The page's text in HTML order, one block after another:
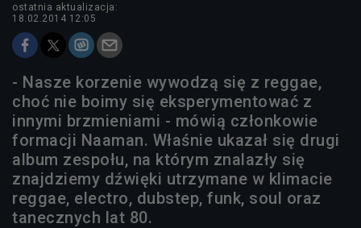
ostatnia aktualizacja:
18.02.2014 12:05
- Nasze korzenie wywodzą się z reggae,
choć nie boimy się eksperymentować z
innymi brzmieniami - mówią członkowie
formacji Naaman. Właśnie ukazał się drugi
album zespołu, na którym znalazły się
znajdziemy dźwięki utrzymane w klimacie
reggae, electro, dubstep, funk, soul oraz
tanecznych lat 80.